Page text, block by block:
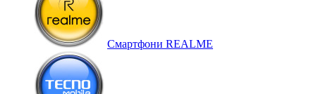
Смартфони REALME